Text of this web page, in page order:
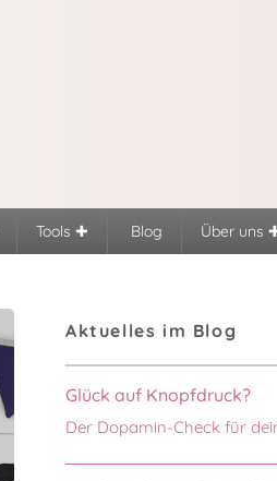
Tools Blog Über uns
Aktuelles im Blog
Glück auf Knopfdruck?
Der Dopamin-Check für